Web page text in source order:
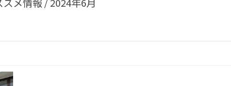
メ情報 / 2024年6月